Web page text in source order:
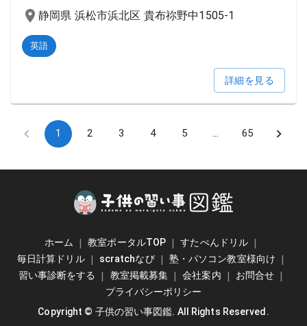
静岡県 浜松市浜北区 貴布祢野中1505-1
英語
詳細を見る
1 2 3 4 5 … 65
ホーム | 教室ポータルTOP | すたぺんドリル |
毎日計算ドリル | scratchなび | 塾・パソコン教室様向け |
習い事診断をする | 教室掲載募集 | 会社案内 | お問合せ |
プライバシーポリシー
Copyright © 子供の習い事図鑑. All Rights Reserved.